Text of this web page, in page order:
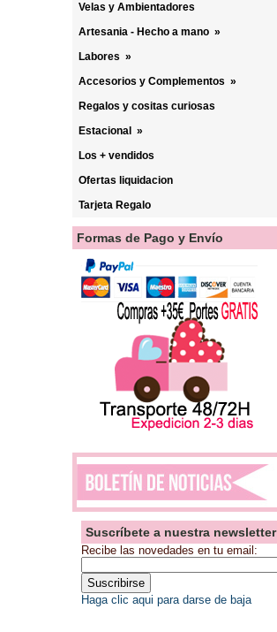
Velas y Ambientadores
Artesania - Hecho a mano »
Labores »
Accesorios y Complementos »
Regalos y cositas curiosas
Estacional
»
Los + vendidos
Ofertas liquidacion
Tarjeta Regalo
Formas de Pago y Envío
Suscríbete a nuestra newsletter
Recibe las novedades en tu email:
Haga clic aqui para darse de baja